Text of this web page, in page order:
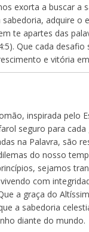
exorta a buscar a
sabedoria, adquire o
te apartes das
Que cada desafio
e vitória
inspirada pelo
seguro para cada
na Palavra, são
do nosso
sejamos
com
a graça do
a sabedoria
diante do mundo.